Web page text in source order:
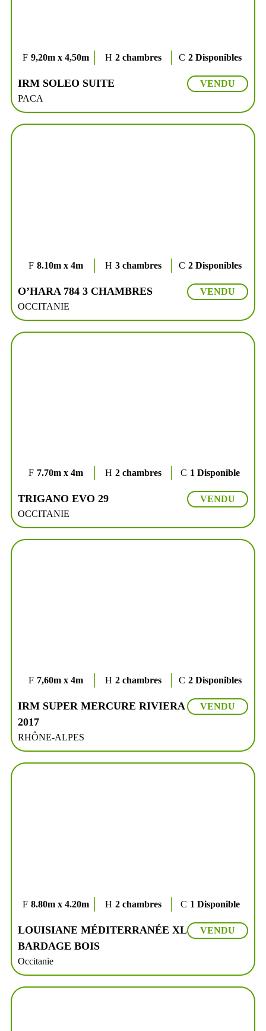
9,20m x 4,50m 2 chambres 2 Disponibles
IRM SOLEO SUITE
PACA
VENDU
8.10m x 4m 3 chambres 2 Disponibles
O’HARA 784 3 CHAMBRES
OCCITANIE
VENDU
7.70m x 4m 2 chambres 1 Disponible
TRIGANO EVO 29
OCCITANIE
VENDU
7,60m x 4m 2 chambres 2 Disponibles
IRM SUPER MERCURE RIVIERA
2017
RHÔNE-ALPES
VENDU
8.80m x 4.20m 2 chambres 1 Disponible
LOUISIANE MÉDITERRANÉE XL
BARDAGE BOIS
Occitanie
VENDU